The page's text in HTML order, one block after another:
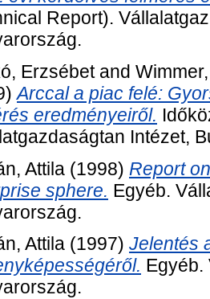
Report).
Erzsébetand
Arccal a piac felé:
eredményeiről.
Intézet,
Attila (1998) Report
sphere. Egyéb.
Attila (1997) Jelentés
Egyéb.